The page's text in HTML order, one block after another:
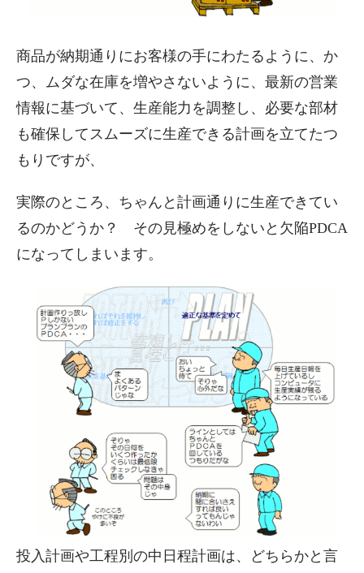
商品が納期通りにお客様の手にわたるように、か
つ、ムダな在庫を増やさないように、最新の営業
情報に基づいて、生産能力を調整し、必要な部材
も確保してスムーズに生産できる計画を立てたつ
もりですが、
実際のところ、ちゃんと計画通りに生産できてい
るのかどうか？ その見極めをしないと欠陥PDCA
になってしまいます。
投入計画や工程別の中日程計画は、どちらかと言